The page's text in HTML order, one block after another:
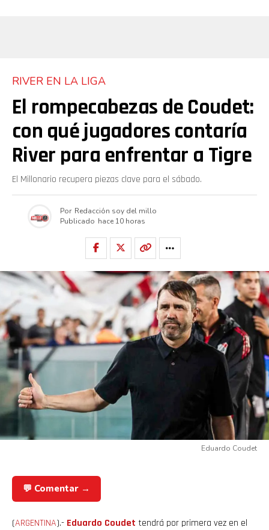
RIVER EN LA LIGA
El rompecabezas de Coudet:
con qué jugadores contaría
River para enfrentar a Tigre
El Millonario recupera piezas clave para el sábado.
Por Redacción soy del millo
Publicado hace 10 horas
Eduardo Coudet
💬 Comentar →
(ARGENTINA).- Eduardo Coudet tendrá por primera vez en el